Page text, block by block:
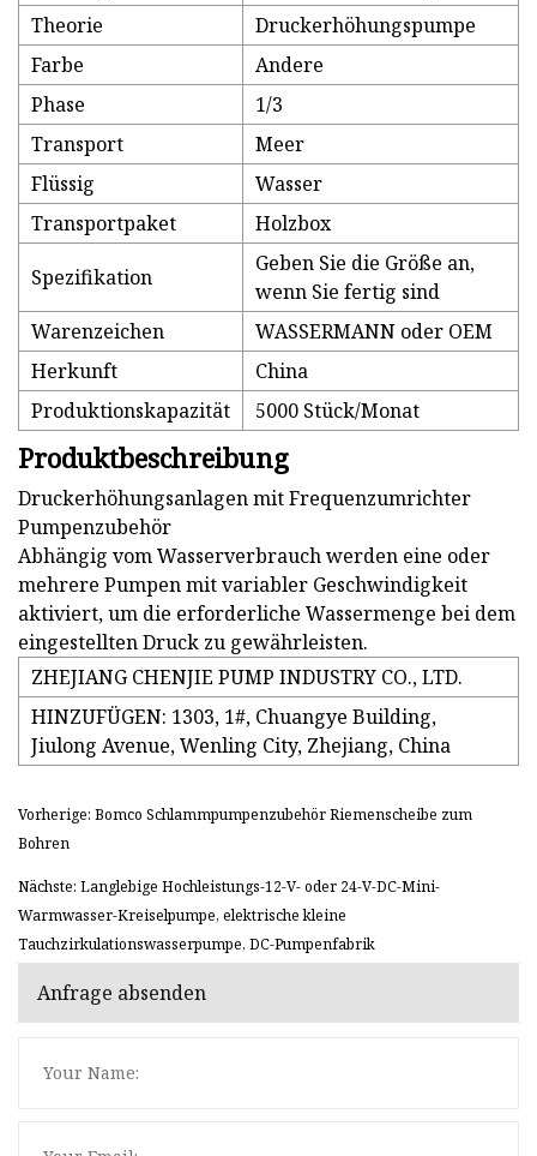
Theorie
Druckerhöhungspumpe
Farbe
Andere
Phase
1/3
Transport
Meer
Flüssig
Wasser
Transportpaket
Holzbox
Spezifikation
Geben Sie die Größe an,
wenn Sie fertig sind
Warenzeichen
WASSERMANN oder OEM
Herkunft
China
Produktionskapazität
5000 Stück/Monat
Produktbeschreibung
Druckerhöhungsanlagen mit Frequenzumrichter
Pumpenzubehör
Abhängig vom Wasserverbrauch werden eine oder
mehrere Pumpen mit variabler Geschwindigkeit
aktiviert, um die erforderliche Wassermenge bei dem
eingestellten Druck zu gewährleisten.
ZHEJIANG CHENJIE PUMP INDUSTRY CO., LTD.
HINZUFÜGEN: 1303, 1#, Chuangye Building,
Jiulong Avenue, Wenling City, Zhejiang, China
Vorherige: Bomco Schlammpumpenzubehör Riemenscheibe zum
Bohren
Nächste: Langlebige Hochleistungs-12-V- oder 24-V-DC-Mini-
Warmwasser-Kreiselpumpe, elektrische kleine
Tauchzirkulationswasserpumpe, DC-Pumpenfabrik
Anfrage absenden